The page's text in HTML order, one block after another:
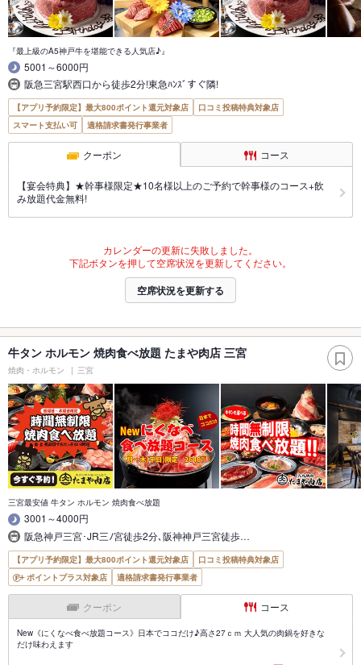
『最上級のA5神戸牛を堪能できる人気店♪』
5001～6000円
阪急三宮駅西口から徒歩2分!東急ﾊﾝｽﾞすぐ隣!
【アプリ予約限定】最大800ポイント還元対象店
口コミ投稿特典対象店
スマート支払い可
適格請求書発行事業者
クーポン コース
【宴会特典】★幹事様限定★10名様以上のご予約で幹事様のコース+飲
み放題代金無料!
カレンダーの更新に失敗しました。
下記ボタンを押して空席状況を更新してください。
空席状況を更新する
牛タン ホルモン 焼肉食べ放題 たまや肉店 三宮
焼肉・ホルモン 三宮
三宮最安値 牛タン ホルモン 焼肉食べ放題
3001～4000円
阪急神戸三宮･JR三ﾉ宮徒歩2分､阪神神戸三宮徒歩…
【アプリ予約限定】最大800ポイント還元対象店
口コミ投稿特典対象店
ポイントプラス対象店
適格請求書発行事業者
クーポン コース
New《にくなべ食べ放題コース》日本でココだけ♪高さ27ｃｍ 大人気の肉鍋を好きな
だけ味わえます